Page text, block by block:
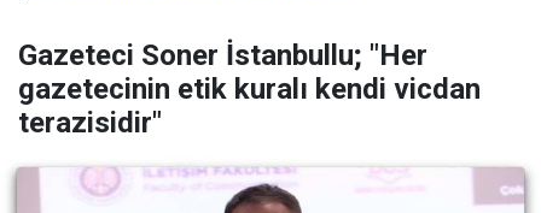
Gazeteci Soner İstanbullu; "Her
gazetecinin etik kuralı kendi vicdan
terazisidir"